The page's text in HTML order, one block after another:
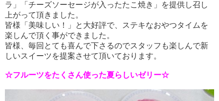
ラ」「チーズソーセージが入ったたこ焼き」を提供し召し
上がって頂きました。
皆様「美味しい！」と大好評で、ステキなおやつタイムを
楽しんで頂く事ができました。
皆様、毎回とても喜んで下さるのでスタッフも楽しんで新
しいスイーツを提案させて頂いております。
☆フルーツをたくさん使った夏らしいゼリー☆